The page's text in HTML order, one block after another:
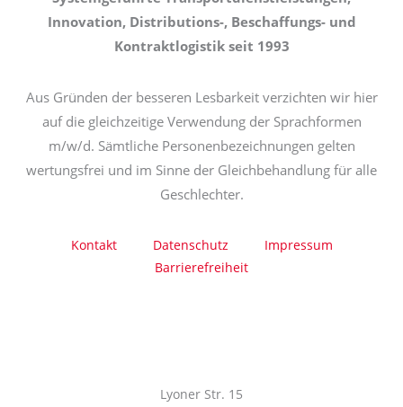
Innovation, Distributions-, Beschaffungs- und
Kontraktlogistik seit 1993
Aus Gründen der besseren Lesbarkeit verzichten wir hier
auf die gleichzeitige Verwendung der Sprachformen
m/w/d. Sämtliche Personenbezeichnungen gelten
wertungsfrei und im Sinne der Gleichbehandlung für alle
Geschlechter.
Kontakt Datenschutz
Impressum
Barrierefreiheit
Lyoner Str. 15